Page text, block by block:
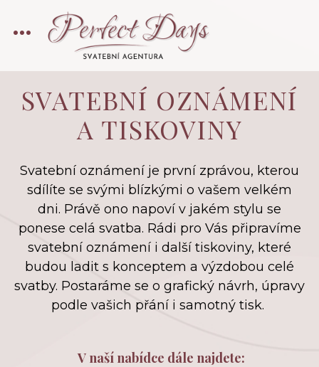
SVATEBNÍ OZNÁMENÍ
A TISKOVINY
Svatební oznámení je první zprávou, kterou
sdílíte se svými blízkými o vašem velkém
dni. Právě ono napoví v jakém stylu se
ponese celá svatba. Rádi pro Vás připravíme
svatební oznámení i další tiskoviny, které
budou ladit s konceptem a výzdobou celé
svatby. Postaráme se o grafický návrh, úpravy
podle vašich přání i samotný tisk.
V naší nabídce dále najdete: